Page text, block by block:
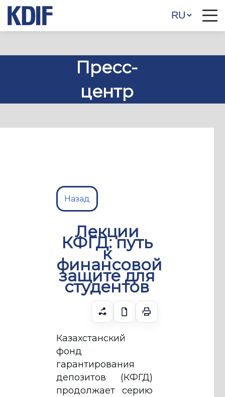
Пресс-
центр
Назад
Лекции
КФГД: путь
к
финансовой
защите для
студентов
Казахстанский
фонд
гарантирования
депозитов (КФГД)
продолжает серию